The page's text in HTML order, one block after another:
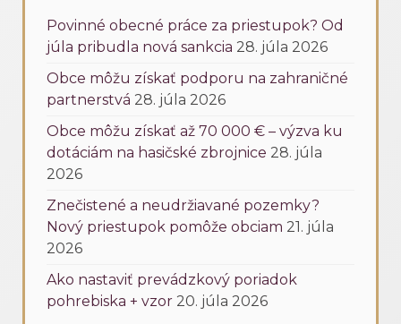
Povinné obecné práce za priestupok? Od
júla pribudla nová sankcia 28. júla 2026
Obce môžu získať podporu na zahraničné
partnerstvá 28. júla 2026
Obce môžu získať až 70 000 € – výzva ku
dotáciám na hasičské zbrojnice 28. júla
2026
Znečistené a neudržiavané pozemky?
Nový priestupok pomôže obciam 21. júla
2026
Ako nastaviť prevádzkový poriadok
pohrebiska + vzor 20. júla 2026